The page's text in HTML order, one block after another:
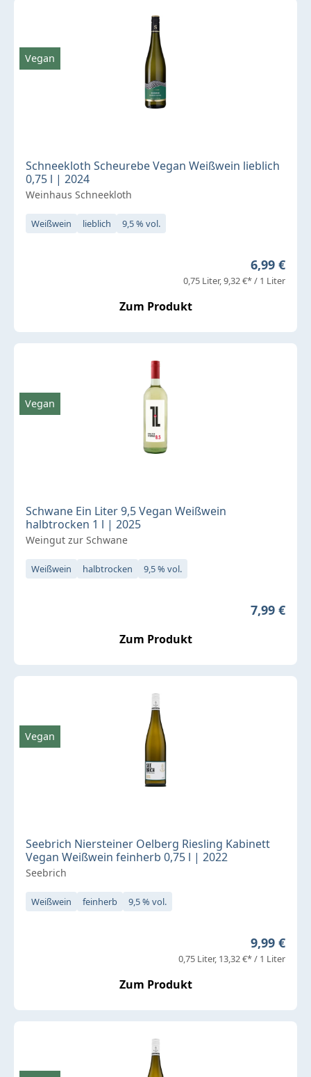
Schneekloth Scheurebe Vegan Weißwein lieblich
0,75 l | 2024
Weinhaus Schneekloth
Weißwein lieblich 9,5 % vol.
Regulärer
6,99 €
0,75 Liter 9,32 €* / 1 Liter
Zum Produkt
Vegan
Schwane Ein Liter 9,5 Vegan Weißwein
halbtrocken 1 l | 2025
Weingut zur Schwane
Weißwein halbtrocken 9,5 % vol.
Regulärer
7,99 €
Zum Produkt
Vegan
Seebrich Niersteiner Oelberg Riesling Kabinett
Vegan Weißwein feinherb 0,75 l | 2022
Seebrich
Weißwein feinherb 9,5 % vol.
Regulärer
9,99 €
0,75 Liter 13,32 €* / 1 Liter
Zum Produkt
Vegan